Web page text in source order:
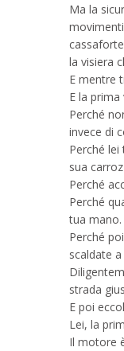
Ma la
la visiera
E mentre
E la
Perché
invece di
Perché
sua
Perché
Perché
tua
Perché
scaldate
strada
E poi
Lei, la
Il motore